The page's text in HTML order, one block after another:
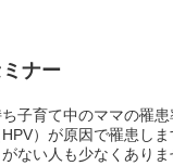
ナー
子育て中のママの罹患
）が原因で罹患し
ない人も少なくありま